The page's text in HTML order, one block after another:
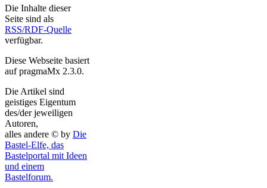
Die Inhalte dieser
Seite sind als
RSS/RDF-Quelle
verfügbar.
Diese Webseite basiert
auf pragmaMx 2.3.0.
Die Artikel sind
geistiges Eigentum
des/der jeweiligen
Autoren,
alles andere © by Die
Bastel-Elfe, das
Bastelportal mit Ideen
und einem
Bastelforum.